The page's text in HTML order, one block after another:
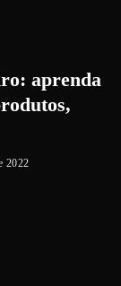
aprenda
2022